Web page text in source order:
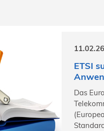
11.02.26
ETSI
Das